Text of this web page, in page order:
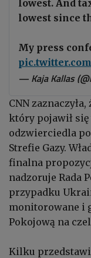
lowest. And
lowest since
My press
— Kaja Kallas
CNN
który pojawił
odzwierciedla
Strefie Gazy.
finalna
nadzoruje Rada
przypadku
monitorowane i
Pokojową na
Kilku